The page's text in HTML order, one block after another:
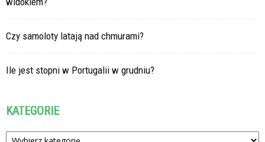
Czy samoloty latają nad chmurami?
Ile jest stopni w Portugalii w grudniu?
KATEGORIE
Kategorie